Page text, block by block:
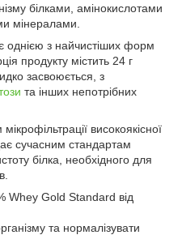
білками, амінокислотами
мінералами.
однією з найчистіших форм
продукту містить 24 г
засвоюється, з
та інших непотрібних
високоякісної
сучасним стандартам
білка, необхідного для
Whey Gold Standard від
та нормалізувати